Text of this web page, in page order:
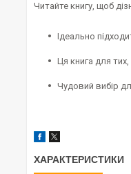
Читайте книгу, щоб
Ідеально
Ця книга для
Чудовий вибір
ХАРАКТЕРИСТИКИ